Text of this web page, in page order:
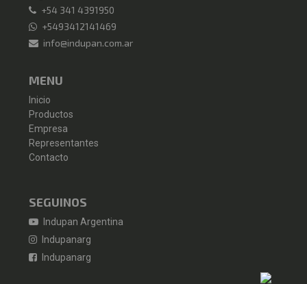
+54 341 4391950
+5493412141469
info@indupan.com.ar
MENU
Inicio
Productos
Empresa
Representantes
Contacto
SEGUINOS
Indupan Argentina
Indupanarg
Indupanarg